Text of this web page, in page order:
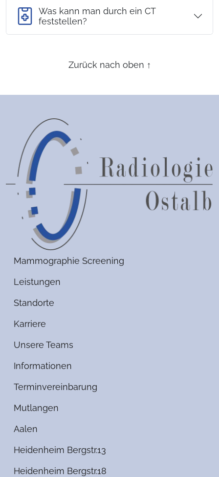
Was kann man durch ein CT
feststellen?
Zurück nach oben ↑
Mammographie Screening
Leistungen
Standorte
Karriere
Unsere Teams
Informationen
Terminvereinbarung
Mutlangen
Aalen
Heidenheim Bergstr.13
Heidenheim Bergstr.18